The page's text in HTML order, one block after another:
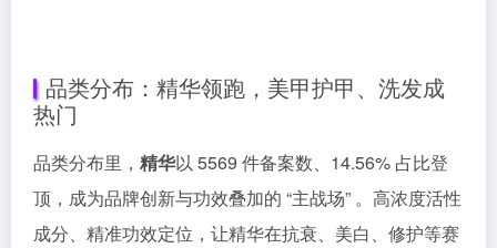
品类分布：精华领跑，美甲护甲、洗发成
热门
品类分布里， 精华以 5569 件备案数、14.56% 占比登
顶，成为品牌创新与功效叠加的 “主战场” 。高浓度活性
成分、精准功效定位，让精华在抗衰、美白、修护等赛